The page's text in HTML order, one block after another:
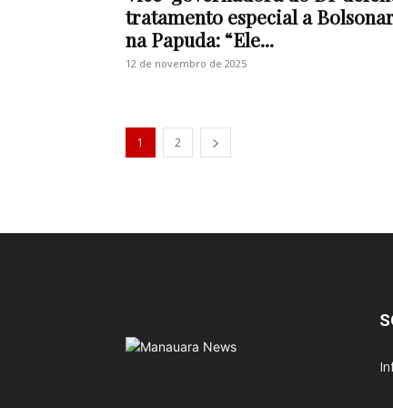
tratamento especial a
na Papuda: “Ele...
12 de novembro de 2025
1 2